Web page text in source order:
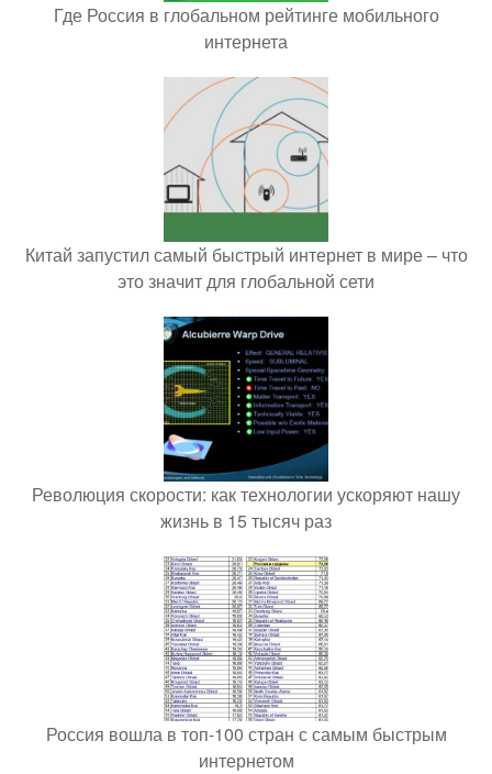
Где Россия в глобальном рейтинге мобильного
интернета
Китай запустил самый быстрый интернет в мире – что
это значит для глобальной сети
Революция скорости: как технологии ускоряют нашу
жизнь в 15 тысяч раз
Россия вошла в топ-100 стран с самым быстрым
интернетом